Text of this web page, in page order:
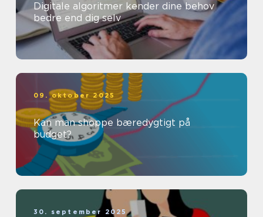
Digitale algoritmer kender dine behov
bedre end dig selv
09. oktober 2025
Kan man shoppe bæredygtigt på
budget?
30. september 2025